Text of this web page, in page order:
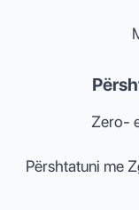
Zero-
Përshtatuni me